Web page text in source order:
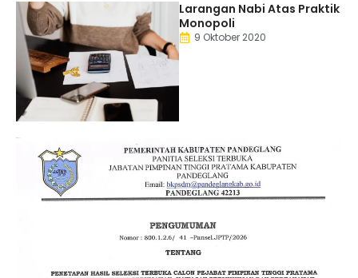
Larangan Nabi Atas Praktik
Monopoli
9 Oktober 2020